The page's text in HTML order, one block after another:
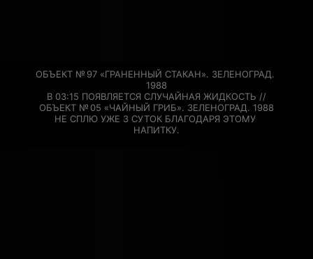
ОБЪЕКТ № 97 «ГРАНЕННЫЙ СТАКАН». ЗЕЛЕНОГРАД.
1988
В 03:15 ПОЯВЛЯЕТСЯ СЛУЧАЙНАЯ ЖИДКОСТЬ //
ОБЪЕКТ № 05 «ЧАЙНЫЙ ГРИБ». ЗЕЛЕНОГРАД. 1988
НЕ СПЛЮ УЖЕ 3 СУТОК БЛАГОДАРЯ ЭТОМУ
НАПИТКУ.